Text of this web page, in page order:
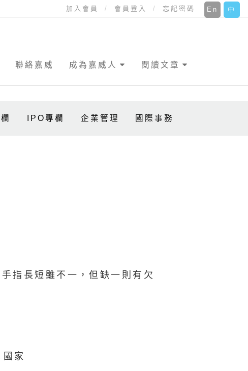
中
En
加入會員 會員登入 忘記密碼
聯絡嘉威 成為嘉威人 閱讀文章
IPO專欄 企業管理 國際事務
指長短雖不一，但缺一則有欠
家